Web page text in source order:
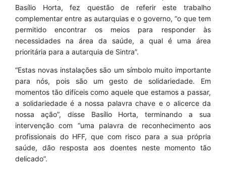
Basílio Horta, fez questão de referir este trabalho
complementar entre as autarquias e o governo, “o que tem
permitido encontrar os meios para responder às
necessidades na área da saúde, a qual é uma área
prioritária para a autarquia de Sintra”.
“Estas novas instalações são um símbolo muito importante
para nós, pois são um gesto de solidariedade. Em
momentos tão difíceis como aquele que estamos a passar,
a solidariedade é a nossa palavra chave e o alicerce da
nossa ação”, disse Basílio Horta, terminando a sua
intervenção com “uma palavra de reconhecimento aos
profissionais do HFF, que com risco para a sua própria
saúde, dão resposta aos doentes neste momento tão
delicado”.